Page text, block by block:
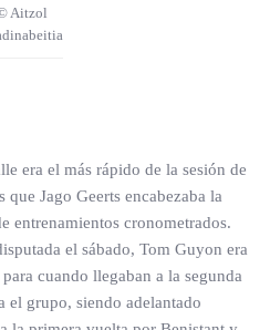
Aitzol
era el más rápido de la sesión de
Jago Geerts encabezaba la
entrenamientos cronometrados.
el sábado, Tom Guyon era
cuando llegaban a la segunda
el grupo, siendo adelantado